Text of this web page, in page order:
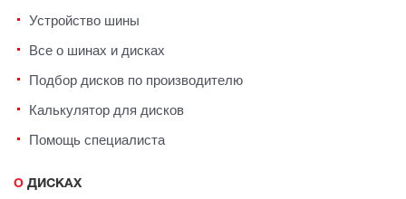
Устройство шины
Все о шинах и дисках
Подбор дисков по производителю
Калькулятор для дисков
Помощь специалиста
О ДИСКАХ